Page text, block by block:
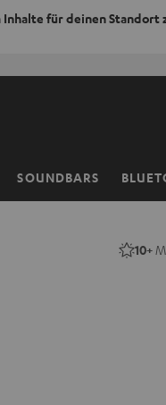
für deinen Standort
SOUNDBARS
10+